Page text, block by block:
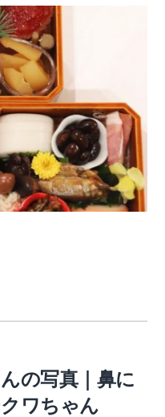
の写真｜鼻に
ワちゃん